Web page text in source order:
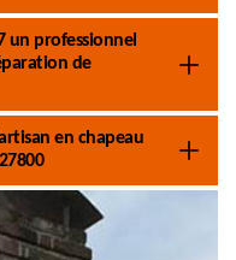
un professionnel
de
en chapeau